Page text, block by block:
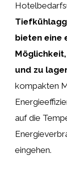
bieten eine
und zu
kompakten
auf die
eingehen.